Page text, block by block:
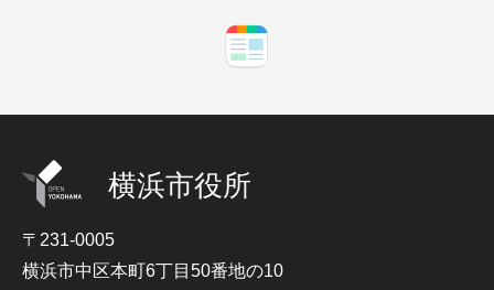
横浜市役所
〒231-0005
横浜市中区本町6丁目50番地の10